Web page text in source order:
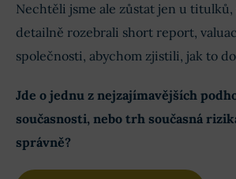
Nechtěli jsme ale zůstat jen u titulků,
detailně rozebrali short report,
společnosti, abychom zjistili, jak to
Jde o jednu z nejzajímavějších
současnosti, nebo trh současná
správně?